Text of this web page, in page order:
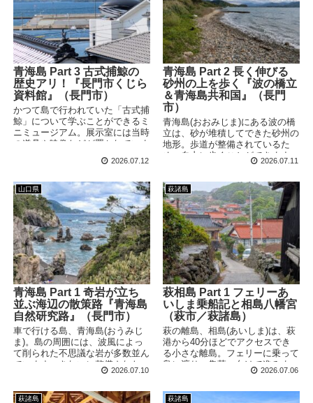
青海島 Part 3 古式捕鯨の
歴史アリ！『長門市くじら
資料館』（長門市）
かつて島で行われていた「古式捕
鯨」について学ぶことができるミ
ニミュージアム。展示室には当時
の道具や映像などが置かれていま
ジラのオブジェには、ちょっとし
2026.07.12
青海島 Part 2 長く伸びる
砂州の上を歩く『波の橋立
＆青海島共和国』（長門
市）
青海島(おおみじま)にある波の橋
立は、砂が堆積してできた砂州の
地形。歩道が整備されているた
め、自由に歩くことができます。
すぐ近くにある青海島共和国にも
2026.07.11
山口県
青海島 Part 1 奇岩が立ち
並ぶ海辺の散策路『青海島
自然研究路』（長門市）
車で行ける島、青海島(おうみじ
ま)。島の周囲には、波風によっ
て削られた不思議な岩が多数並ん
でいます。きれいに整備された
「自然研究路」を歩けば、地上か
とができます！
2026.07.10
萩諸島
萩相島 Part 1 フェリーあ
いしま乗船記と相島八幡宮
（萩市／萩諸島）
萩の離島、相島(あいしま)は、萩
港から40分ほどでアクセスでき
る小さな離島。フェリーに乗って
島に渡り、集落へ向けて進みま
す。まずは島の神社、相島八幡宮
2026.07.06
萩諸島 萩諸島